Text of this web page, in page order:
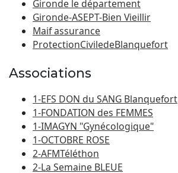
Gironde le département
Gironde-ASEPT-Bien Vieillir
Maif assurance
ProtectionCiviledeBlanquefort
Associations
1-EFS DON du SANG Blanquefort
1-FONDATION des FEMMES
1-IMAGYN "Gynécologique"
1-OCTOBRE ROSE
2-AFMTéléthon
2-La Semaine BLEUE